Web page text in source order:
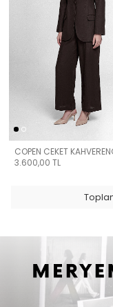
COPEN CEKET
3.600,00 TL